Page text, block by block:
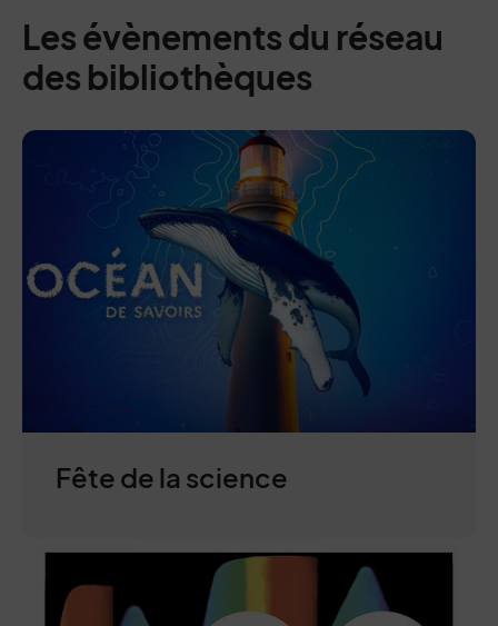
Les évènements du réseau
des bibliothèques
0 : colonne centrale + page sommaire
Fête de la science